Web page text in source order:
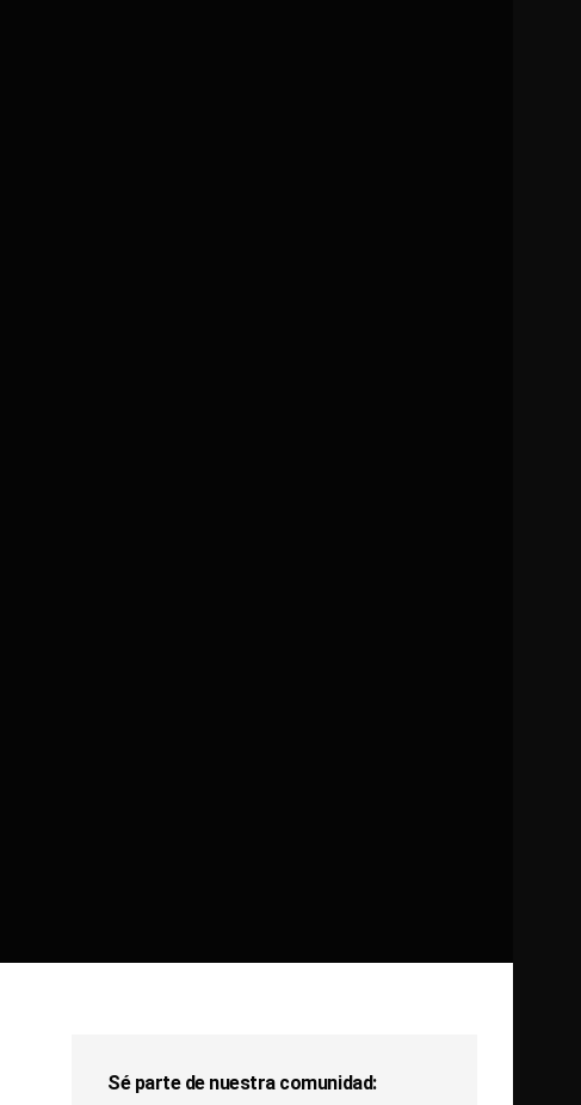
Sé parte de nuestra comunidad: